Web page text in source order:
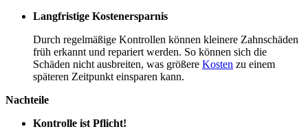
Langfristige Kostenersparnis
Durch regelmäßige Kontrollen können kleinere Zahnschäden
früh erkannt und repariert werden. So können sich die
Schäden nicht ausbreiten, was größere Kosten zu einem
späteren Zeitpunkt einsparen kann.
Nachteile
Kontrolle ist Pflicht!